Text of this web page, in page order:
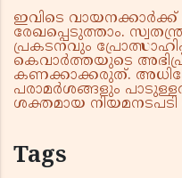
ഇവിടെ
രേഖപ്പെടുത്താം.
പ്രകടനവും
കെവാർത്തയുടെ
കണക്കാക്കരുത്.
പരാമർശങ്ങളും
ശക്തമായ നിയമനടപടി
Tags